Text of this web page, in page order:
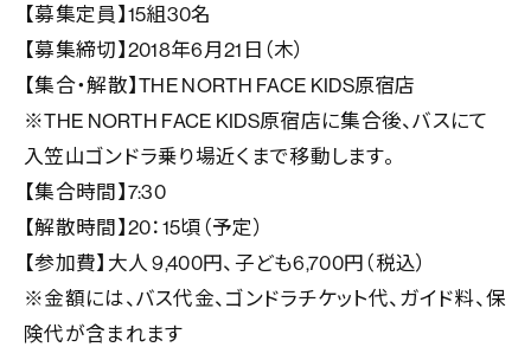
【募集定員】 15組 30名
【募集締切】 2018年6 月 21 日（木）
【集合・解散】THE NORTH FACE KIDS原宿店
※THE NORTH FACE KIDS原宿店に集合後、バスにて
入笠山ゴンドラ乗り場近くまで移動します。
【集合時間】 7:30
【解散時間】 20： 15頃（予定）
【参加費】大人 9,400円、子ども6,700円（税込）
※金額には、バス代金、ゴンドラチケット代、ガイド料、保
険代が含まれます